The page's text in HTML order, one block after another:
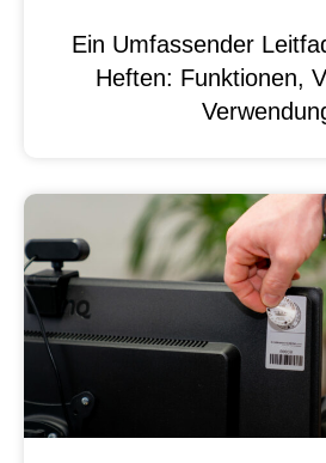
Ein Umfassender
Heften: Funktionen,